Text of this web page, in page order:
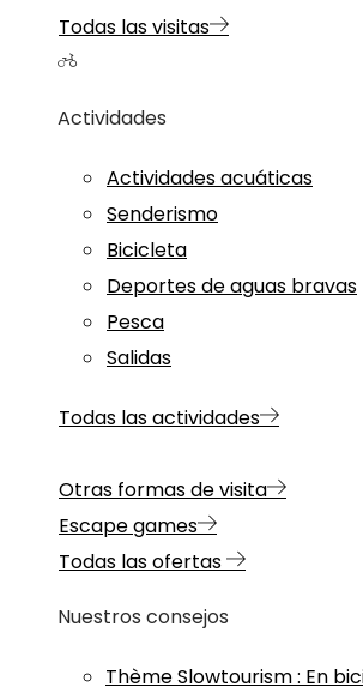
Todas las visitas
Actividades
Actividades acuáticas
Senderismo
Bicicleta
Deportes de aguas bravas
Pesca
Salidas
Todas las actividades
Otras formas de visita
Escape games
Todas las ofertas
Nuestros consejos
ThèmeSlowtourism: En